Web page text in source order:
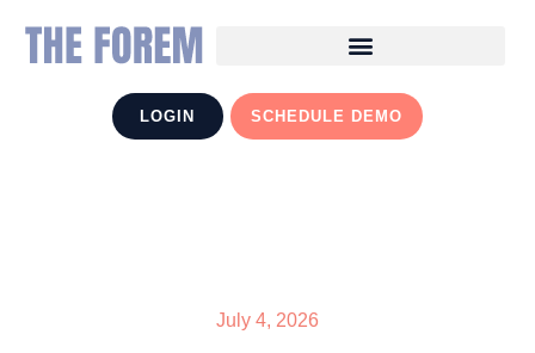
LOGIN SCHEDULE DEMO
July 4, 2026